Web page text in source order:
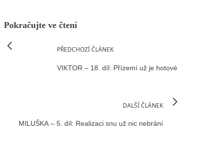
Pokračujte ve čtení
PŘEDCHOZÍ ČLÁNEK
VIKTOR – 18. díl: Přízemí už je hotové
DALŠÍ ČLÁNEK
MILUŠKA – 5. díl: Realizaci snu už nic nebrání